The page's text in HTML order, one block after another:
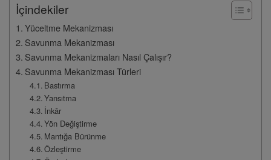
İçindekiler
Yüceltme Mekanizması
Savunma Mekanizması
Savunma Mekanizmaları Nasıl Çalışır?
Savunma Mekanizması Türleri
Bastırma
Yansıtma
İnkâr
Yön Değiştirme
Mantığa Bürünme
Özleştirme